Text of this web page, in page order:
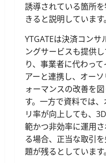
誘導されている箇所
きると説明しています。
YTGATEは決済コンサ
ングサービスも提供
り、事業者に代わって
アーと連携し、オーソ
ォーマンスの改善を
す。一方で資料では、
リ率が向上しても、
範かつ非効率に運用
る場合、正当な取引
題が残るとしています。